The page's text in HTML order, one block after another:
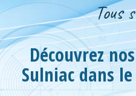
Découvrez
Sulniac dans
Tous